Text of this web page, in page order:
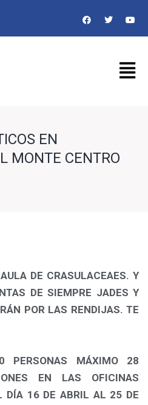
EN
MONTE CENTRO
DE CRASULACEAES. Y
DE SIEMPRE JADES Y
POR LAS RENDIJAS. TE
PERSONAS MÁXIMO 28
EN LAS OFICINAS
DÍA 16 DE ABRIL AL 25 DE